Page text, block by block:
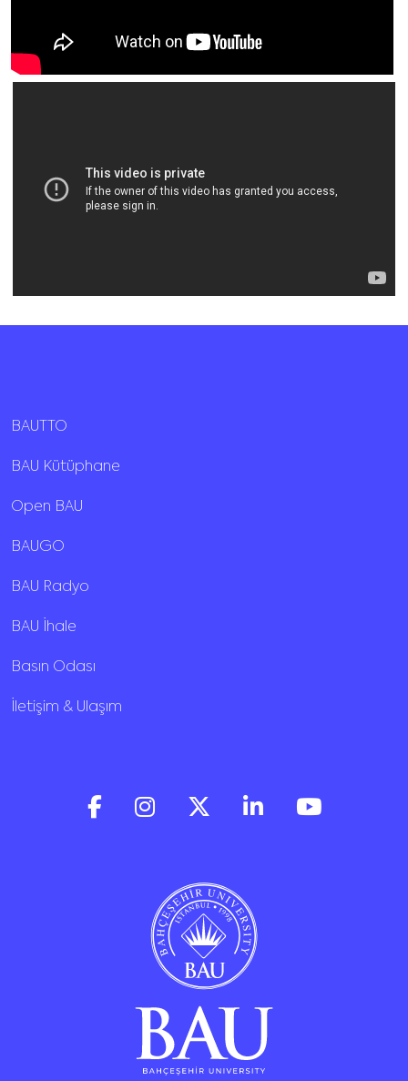
BAUTTO
BAU Kütüphane
Open BAU
BAUGO
BAU Radyo
BAU İhale
Basın Odası
İletişim & Ulaşım